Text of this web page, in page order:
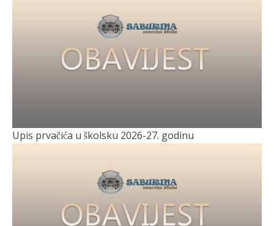
Upis prvačića u školsku 2026-27. godinu